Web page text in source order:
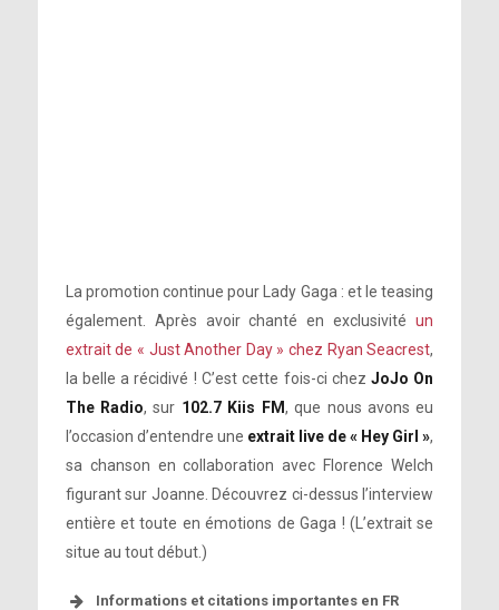
La promotion continue pour Lady Gaga : et le teasing
également. Après avoir chanté en exclusivitéun
extrait de « Just Another Day » chez Ryan Seacrest,
la belle a récidivé ! C’est cette fois-ci chezJoJo On
The Radio, sur 102.7 Kiis FM, que nous avons eu
l’occasion d’entendre une extrait live de « Hey Girl »,
sa chanson en collaboration avec Florence Welch
figurant sur Joanne. Découvrez ci-dessus l’interview
entière et toute en émotions de Gaga ! (L’extrait se
situe au tout début.)
Informations et citations importantes en FR